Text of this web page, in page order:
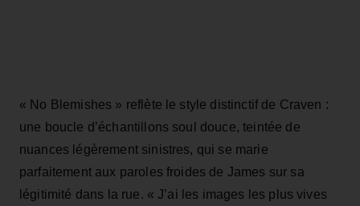
« No Blemishes » reflète le style distinctif de Craven :
une boucle d’échantillons soul douce, teintée de
nuances légèrement sinistres, qui se marie
parfaitement aux paroles froides de James sur sa
légitimité dans la rue. « J’ai les images les plus vives